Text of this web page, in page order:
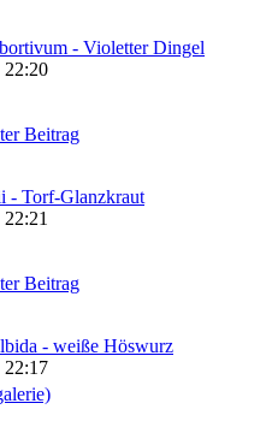
- Violetter Dingel
22:20
Beitrag
- Torf-Glanzkraut
Beitrag
- weiße Höswurz
22:17